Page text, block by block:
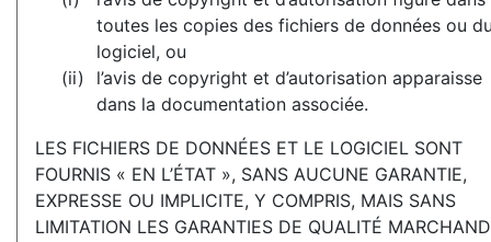
toutes les copies des fichiers de données ou
logiciel, ou
l’avis de copyright et d’autorisation apparaisse
dans la documentation associée.
LES FICHIERS DE DONNÉES ET LE LOGICIEL SONT
FOURNIS « EN L’ÉTAT », SANS AUCUNE GARANTIE,
EXPRESSE OU IMPLICITE, Y COMPRIS, MAIS SANS
LIMITATION LES GARANTIES DE QUALITÉ